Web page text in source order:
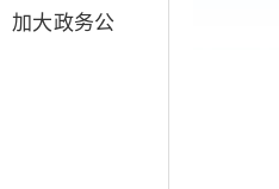
加大政务公